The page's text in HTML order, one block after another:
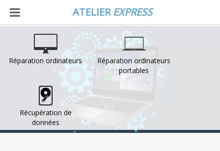
ATELIER EXPRESS
Réparation ordinateurs
Réparation ordinateurs
portables
Récupération de
données